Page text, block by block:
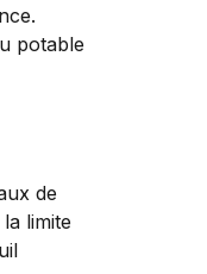
potable
de
limite